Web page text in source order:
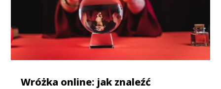
Wróżka online: jak znaleźć